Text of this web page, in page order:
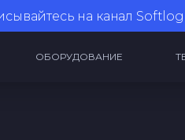
на канал
ОБОРУДОВАНИЕ